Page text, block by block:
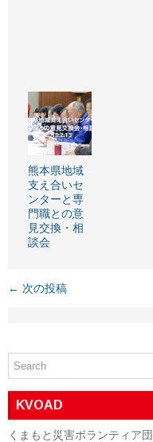
熊本県地域
支え合いセ
ンターと専
門職との意
見交換・相
談会
← 次の投稿
KVOAD
くまもと災害ボランティア